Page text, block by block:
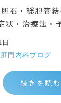
石・総胆管
状・治療法・
門内科ブログ
続きを読む